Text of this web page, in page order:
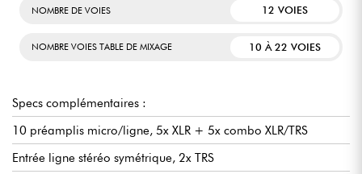
NOMBRE DE VOIES 12 VOIES
NOMBRE VOIES TABLE DE MIXAGE 10 À 22 VOIES
Specs complémentaires :
10 préamplis micro/ligne, 5x XLR + 5x combo XLR/TRS
Entrée ligne stéréo symétrique, 2x TRS